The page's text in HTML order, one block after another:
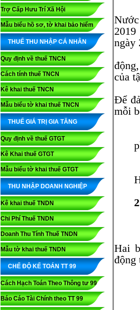
Trợ Cấp Hưu Trí Xã Hội
Mẫu biểu hồ sơ, tờ khai bảo hiểm
THUẾ THU NHẬP CÁ NHÂN
Quy định về thuế TNCN
Cách tính thuế TNCN
Kê khai thuế TNCN
Mẫu biểu tờ khai thuế TNCN
THUẾ GIÁ TRỊ GIA TĂNG
Quy định về thuế GTGT
Kê Khai thuế GTGT
Mẫu biểu tờ khai thuế GTGT
THU NHẬP DOANH NGHIỆP
Kê khai thuế TNDN
Chi Phí Thuế TNDN
Doanh Thu Tính Thuế TNDN
Mẫu tờ khai thuế TNDN
CHẾ ĐỘ KẾ TOÁN TT 99
Cách Hạch Toán Theo Thông tư 99
Báo Cáo Tài Chính theo TT 99
ngày
của
Để
mỗi
Hai
động